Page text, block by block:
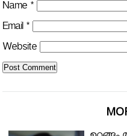
Name *
Email *
Website